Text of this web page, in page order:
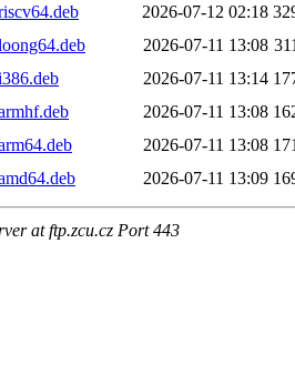
2026-07-12 02:18
2026-07-11 13:08
2026-07-11 13:14
2026-07-11 13:08
2026-07-11 13:08
2026-07-11 13:09
at ftp.zcu.cz Port 443